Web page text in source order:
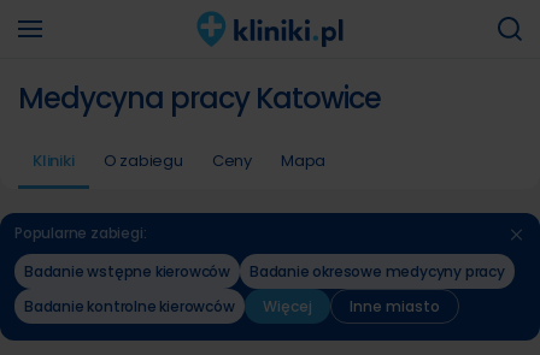
Medycyna pracy Katowice
Kliniki O zabiegu Ceny Mapa
Popularne zabiegi:
Badanie wstępne kierowców
Badanie okresowe medycyny pracy
Badanie kontrolne kierowców
Więcej Inne miasto